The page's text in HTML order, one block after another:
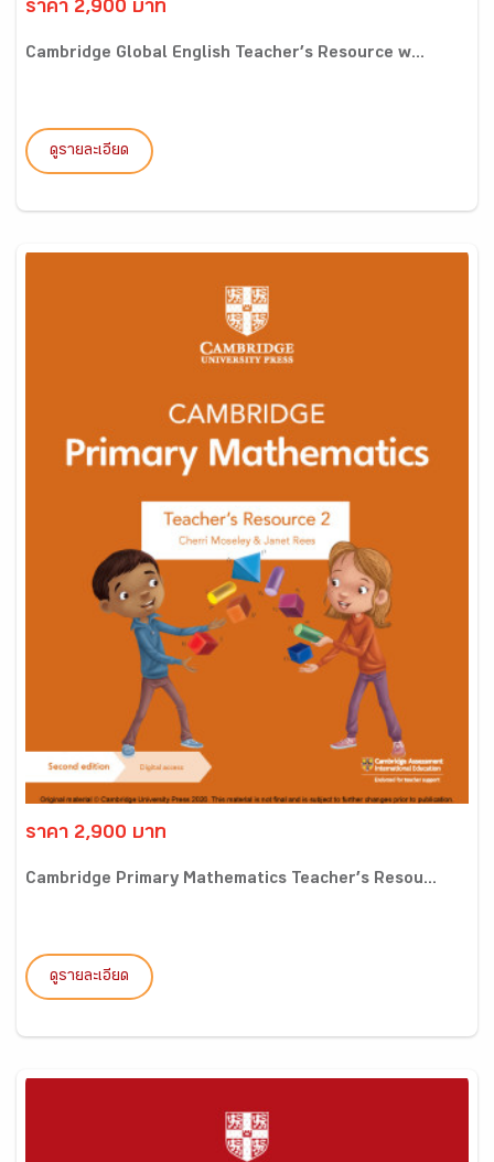
ราคา 2,900 บาท
Cambridge Global English Teacher’s Resource w...
ดูรายละเอียด
ราคา 2,900 บาท
Cambridge Primary Mathematics Teacher’s Resou...
ดูรายละเอียด